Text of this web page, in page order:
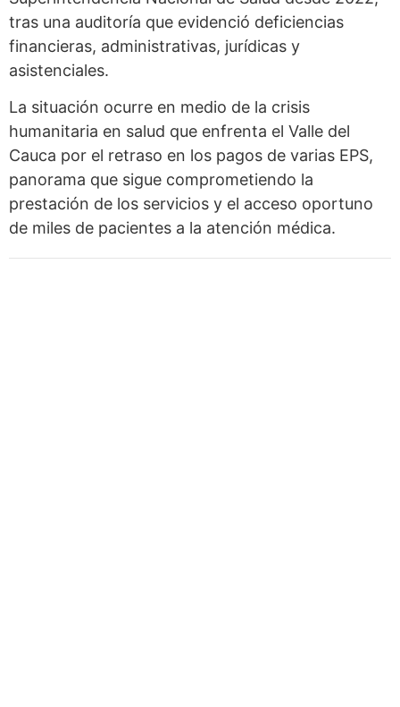
tras una auditoría que evidenció deficiencias
financieras, administrativas, jurídicas y
asistenciales.
La situación ocurre en medio de la crisis
humanitaria en salud que enfrenta el Valle del
Cauca por el retraso en los pagos de varias EPS,
panorama que sigue comprometiendo la
prestación de los servicios y el acceso oportuno
de miles de pacientes a la atención médica.